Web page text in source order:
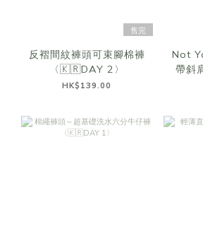
售完
反褶間紋褲頭可束腳棉褲
〈🇰🇷DAY 2〉
HK$139.00
Not
帶斜